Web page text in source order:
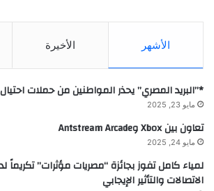
الأشهر الأخيرة
*”البريد المصري” يحذر المواطنين من حملات
مايو 23, 2025
تعاون بين Xbox وAntstream Arcade
مايو 24, 2025
لمياء كامل تفوز بجائزة “مصريات مؤثرات” تكريماً
الاتصالات والتأثير الإيجابي